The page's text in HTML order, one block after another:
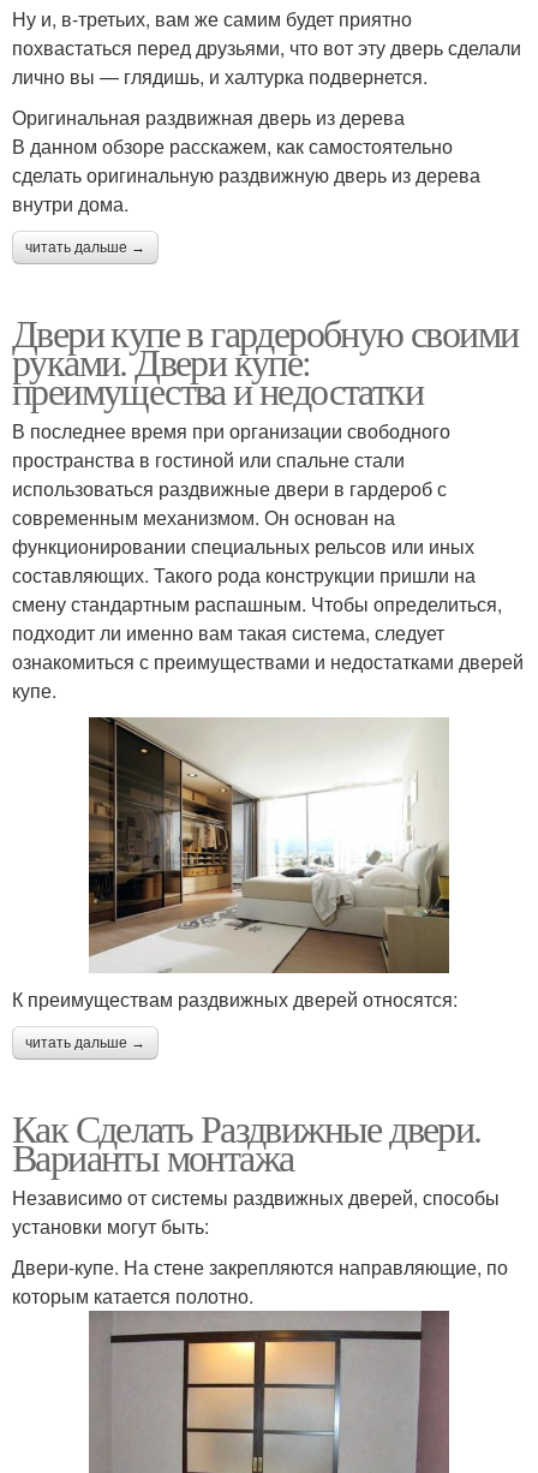
Ну и, в-третьих, вам же самим будет приятно
похвастаться перед друзьями, что вот эту дверь сделали
лично вы — глядишь, и халтурка подвернется.
Оригинальная раздвижная дверь из дерева
В данном обзоре расскажем, как самостоятельно
сделать оригинальную раздвижную дверь из дерева
внутри дома.
читать дальше →
Двери купе в гардеробную своими
руками. Двери купе:
преимущества и недостатки
В последнее время при организации свободного
пространства в гостиной или спальне стали
использоваться раздвижные двери в гардероб с
современным механизмом. Он основан на
функционировании специальных рельсов или иных
составляющих. Такого рода конструкции пришли на
смену стандартным распашным. Чтобы определиться,
подходит ли именно вам такая система, следует
ознакомиться с преимуществами и недостатками дверей
купе.
К преимуществам раздвижных дверей относятся:
читать дальше →
Как Сделать Раздвижные двери.
Варианты монтажа
Независимо от системы раздвижных дверей, способы
установки могут быть:
Двери-купе. На стене закрепляются направляющие, по
которым катается полотно.